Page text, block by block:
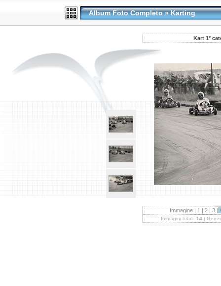
Album Foto Completo»Karting
Kart 1°
Immagine | 1 | 2 | 3 |
Immagini totali: 14|